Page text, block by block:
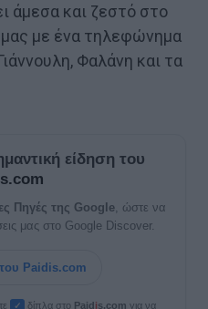
άμεσα και ζεστό στο
με ένα τηλεφώνημα
Φαλάνη και τα
είδηση του
s.com
Πηγές της Google , ώστε να
μας στο Google Discover.
Paidis.com
✓ δίπλα στο Paidis.com για να